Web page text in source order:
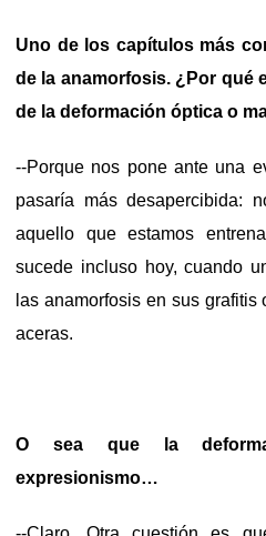
Uno de los capítulos más
de la anamorfosis. ¿Por qué
de la deformación óptica o
--Porque nos pone ante una
pasaría más desapercibida:
aquello que estamos
sucede incluso hoy, cuando
las anamorfosis en sus
aceras.
O sea que la
expresionismo…